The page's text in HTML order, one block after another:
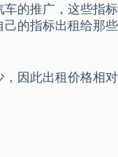
车的推广，这些指标
己的指标出租给那些
，因此出租价格相对